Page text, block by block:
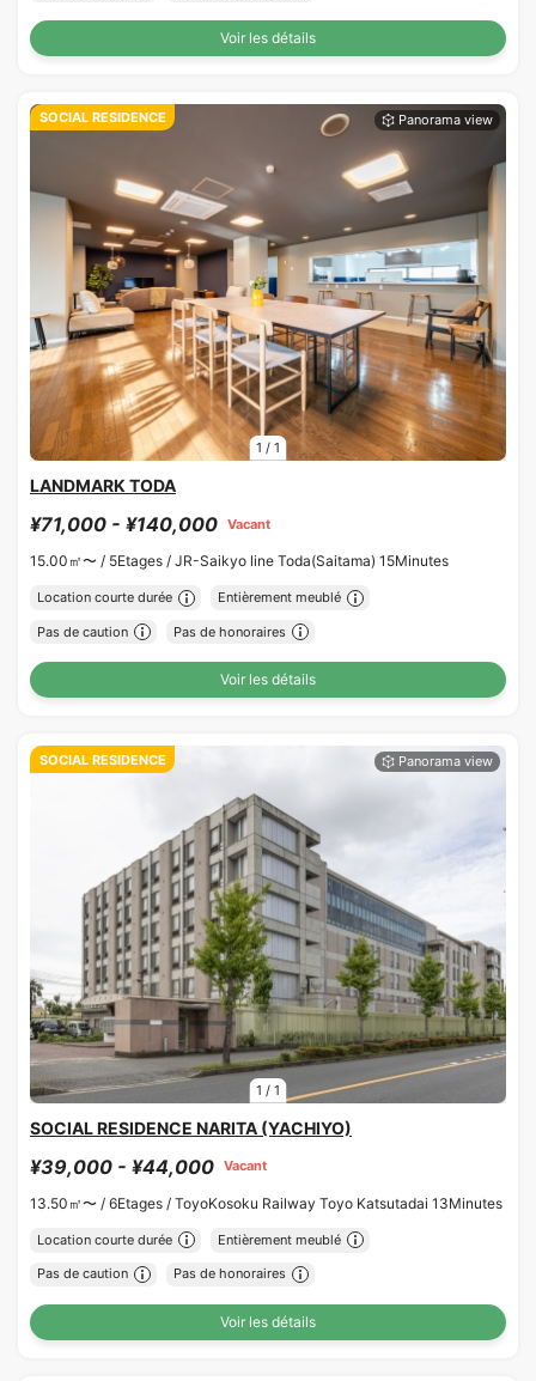
Voir les détails
1 / 1
SOCIAL RESIDENCE
LANDMARK TODA
¥71,000 - ¥140,000 Vacant
15.00㎡〜 / 5Etages / JR-Saikyo line Toda(Saitama) 15Minutes
Location courte durée Entièrement meublé
Pas de caution Pas de honoraires
Voir les détails
1 / 1
SOCIAL RESIDENCE
SOCIAL RESIDENCE NARITA (YACHIYO)
¥39,000 - ¥44,000 Vacant
13.50㎡〜 / 6Etages / ToyoKosoku Railway Toyo Katsutadai 13Minutes
Location courte durée Entièrement meublé
Pas de caution Pas de honoraires
Voir les détails